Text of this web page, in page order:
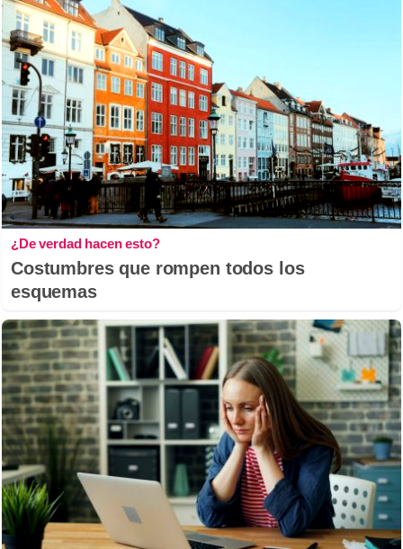
¿De verdad hacen esto?
Costumbres que rompen todos los
esquemas